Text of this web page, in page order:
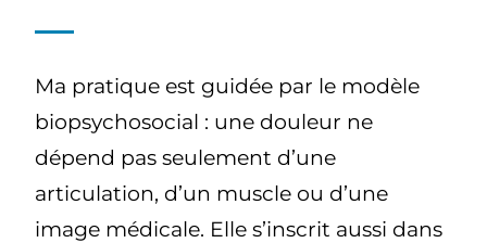
Ma pratique est guidée par le modèle
biopsychosocial : une douleur ne
dépend pas seulement d’une
articulation, d’un muscle ou d’une
image médicale. Elle s’inscrit aussi dans